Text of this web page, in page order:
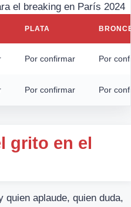
el breaking en París 2024
PLATA
Por confirmar Por
Por confirmar Por
grito en el
aplaude, quien duda,